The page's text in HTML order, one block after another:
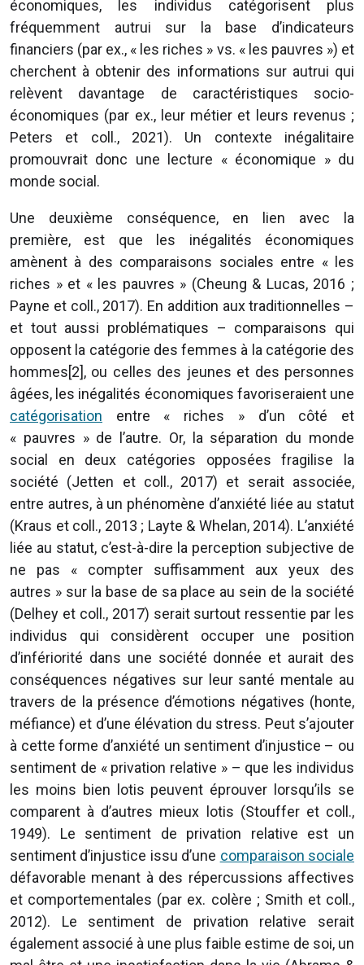
économiques, les individus catégorisent plus
fréquemment autrui sur la base d’indicateurs
financiers (par ex., « les riches » vs. « les pauvres ») et
cherchent à obtenir des informations sur autrui qui
relèvent davantage de caractéristiques socio-
économiques (par ex., leur métier et leurs revenus ;
Peters et coll., 2021). Un contexte inégalitaire
promouvrait donc une lecture « économique » du
monde social.
Une deuxième conséquence, en lien avec la
première, est que les inégalités économiques
amènent à des comparaisons sociales entre « les
riches » et « les pauvres » (Cheung & Lucas, 2016 ;
Payne et coll., 2017). En addition aux traditionnelles –
et tout aussi problématiques – comparaisons qui
opposent la catégorie des femmes à la catégorie des
hommes[2], ou celles des jeunes et des personnes
âgées, les inégalités économiques favoriseraient une
catégorisation entre « riches » d’un côté et
« pauvres » de l’autre. Or, la séparation du monde
social en deux catégories opposées fragilise la
société (Jetten et coll., 2017) et serait associée,
entre autres, à un phénomène d’anxiété liée au statut
(Kraus et coll., 2013 ; Layte & Whelan, 2014). L’anxiété
liée au statut, c’est-à-dire la perception subjective de
ne pas « compter suffisamment aux yeux des
autres » sur la base de sa place au sein de la société
(Delhey et coll., 2017) serait surtout ressentie par les
individus qui considèrent occuper une position
d’infériorité dans une société donnée et aurait des
conséquences négatives sur leur santé mentale au
travers de la présence d’émotions négatives (honte,
méfiance) et d’une élévation du stress. Peut s’ajouter
à cette forme d’anxiété un sentiment d’injustice – ou
sentiment de « privation relative » – que les individus
les moins bien lotis peuvent éprouver lorsqu’ils se
comparent à d’autres mieux lotis (Stouffer et coll.,
1949). Le sentiment de privation relative est un
sentiment d’injustice issu d’une comparaison sociale
défavorable menant à des répercussions affectives
et comportementales (par ex. colère ; Smith et coll.,
2012). Le sentiment de privation relative serait
également associé à une plus faible estime de soi, un